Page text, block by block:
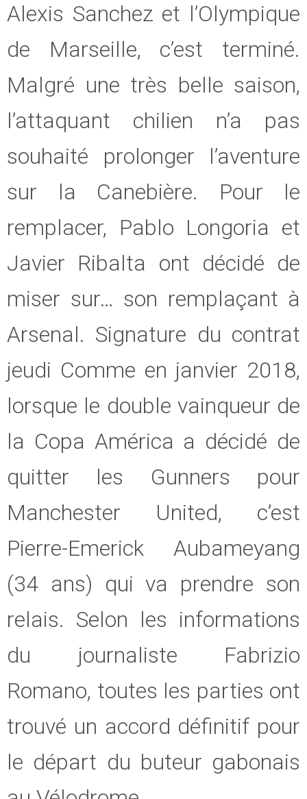
Alexis Sanchez et l’Olympique
de Marseille, c’est terminé.
Malgré une très belle saison,
l’attaquant chilien n’a pas
souhaité prolonger l’aventure
sur la Canebière. Pour le
remplacer, Pablo Longoria et
Javier Ribalta ont décidé de
miser sur… son remplaçant à
Arsenal. Signature du contrat
jeudi Comme en janvier 2018,
lorsque le double vainqueur de
la Copa América a décidé de
quitter les Gunners pour
Manchester United, c’est
Pierre-Emerick Aubameyang
(34 ans) qui va prendre son
relais. Selon les informations
du journaliste Fabrizio
Romano, toutes les parties ont
trouvé un accord définitif pour
le départ du buteur gabonais